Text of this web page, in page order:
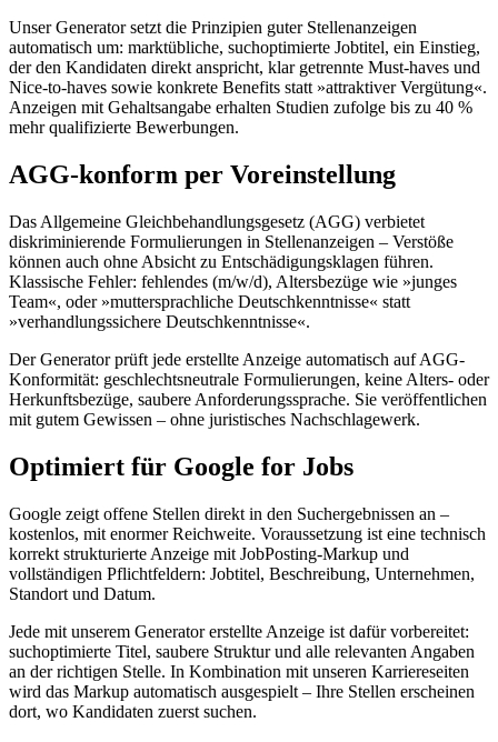
Unser Generator setzt die Prinzipien guter Stellenanzeigen
automatisch um: marktübliche, suchoptimierte Jobtitel, ein Einstieg,
der den Kandidaten direkt anspricht, klar getrennte Must-haves und
Nice-to-haves sowie konkrete Benefits statt »attraktiver Vergütung«.
Anzeigen mit Gehaltsangabe erhalten Studien zufolge bis zu 40 %
mehr qualifizierte Bewerbungen.
AGG-konform per Voreinstellung
Das Allgemeine Gleichbehandlungsgesetz (AGG) verbietet
diskriminierende Formulierungen in Stellenanzeigen – Verstöße
können auch ohne Absicht zu Entschädigungsklagen führen.
Klassische Fehler: fehlendes (m/w/d), Altersbezüge wie »junges
Team«, oder »muttersprachliche Deutschkenntnisse« statt
»verhandlungssichere Deutschkenntnisse«.
Der Generator prüft jede erstellte Anzeige automatisch auf AGG-
Konformität: geschlechtsneutrale Formulierungen, keine Alters- oder
Herkunftsbezüge, saubere Anforderungssprache. Sie veröffentlichen
mit gutem Gewissen – ohne juristisches Nachschlagewerk.
Optimiert für Google for Jobs
Google zeigt offene Stellen direkt in den Suchergebnissen an –
kostenlos, mit enormer Reichweite. Voraussetzung ist eine technisch
korrekt strukturierte Anzeige mit JobPosting-Markup und
vollständigen Pflichtfeldern: Jobtitel, Beschreibung, Unternehmen,
Standort und Datum.
Jede mit unserem Generator erstellte Anzeige ist dafür vorbereitet:
suchoptimierte Titel, saubere Struktur und alle relevanten Angaben
an der richtigen Stelle. In Kombination mit unseren Karriereseiten
wird das Markup automatisch ausgespielt – Ihre Stellen erscheinen
dort, wo Kandidaten zuerst suchen.